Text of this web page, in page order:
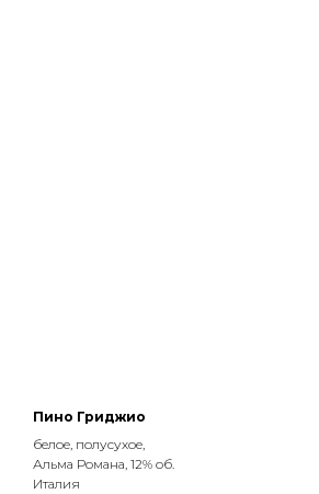
Пино Гриджио
белое, полусухое,
Альма Романа, 12% об.
Италия